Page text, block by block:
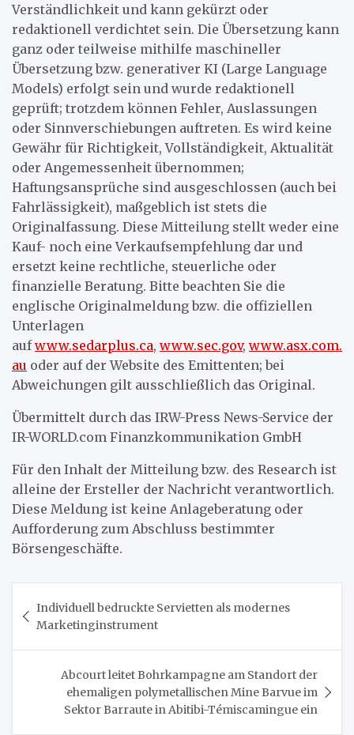
Verständlichkeit und kann gekürzt oder
redaktionell verdichtet sein. Die Übersetzung kann
ganz oder teilweise mithilfe maschineller
Übersetzung bzw. generativer KI (Large Language
Models) erfolgt sein und wurde redaktionell
geprüft; trotzdem können Fehler, Auslassungen
oder Sinnverschiebungen auftreten. Es wird keine
Gewähr für Richtigkeit, Vollständigkeit, Aktualität
oder Angemessenheit übernommen;
Haftungsansprüche sind ausgeschlossen (auch bei
Fahrlässigkeit), maßgeblich ist stets die
Originalfassung. Diese Mitteilung stellt weder eine
Kauf- noch eine Verkaufsempfehlung dar und
ersetzt keine rechtliche, steuerliche oder
finanzielle Beratung. Bitte beachten Sie die
englische Originalmeldung bzw. die offiziellen
Unterlagen
aufwww.sedarplus.ca, www.sec.gov, www.asx.com.
au oder auf der Website des Emittenten; bei
Abweichungen gilt ausschließlich das Original.
Übermittelt durch das IRW-Press News-Service der
IR-WORLD.com Finanzkommunikation GmbH
Für den Inhalt der Mitteilung bzw. des Research ist
alleine der Ersteller der Nachricht verantwortlich.
Diese Meldung ist keine Anlageberatung oder
Aufforderung zum Abschluss bestimmter
Börsengeschäfte.
Individuell bedruckte Servietten als modernes
Marketinginstrument
Abcourt leitet Bohrkampagne am Standort der
ehemaligen polymetallischen Mine Barvue im
Sektor Barraute in Abitibi-Témiscamingue ein